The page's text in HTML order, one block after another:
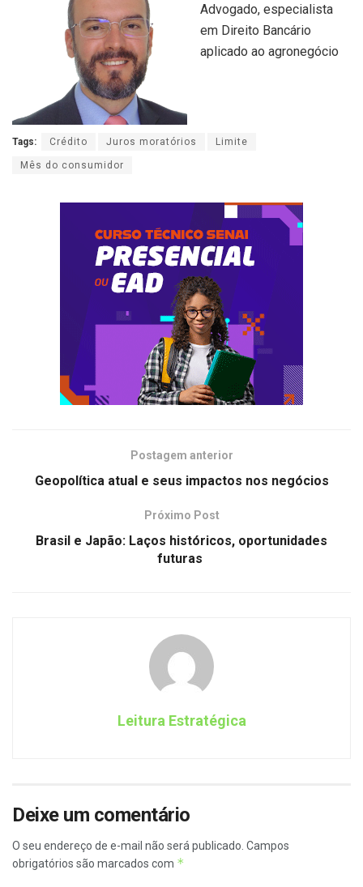
Advogado, especialista
em Direito Bancário
aplicado ao agronegócio
Tags: Crédito Juros moratórios Limite
Mês do consumidor
Postagem anterior
Geopolítica atual e seus impactos nos negócios
Próximo Post
Brasil e Japão: Laços históricos, oportunidades
futuras
Leitura Estratégica
Deixe um comentário
O seu endereço de e-mail não será publicado. Campos
obrigatórios são marcados com *